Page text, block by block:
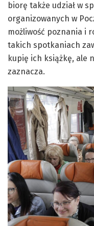
biorę także udział w
organizowanych w
możliwość poznania i
takich spotkaniach
kupię ich książkę, ale
zaznacza.